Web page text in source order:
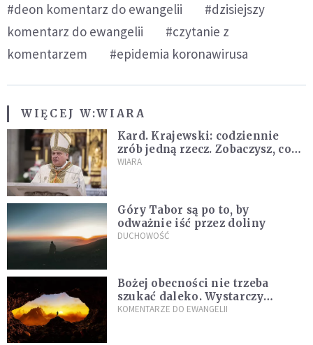
#deon komentarz do ewangelii
#dzisiejszy
komentarz do ewangelii
#czytanie z
komentarzem
#epidemia koronawirusa
WIĘCEJ W:WIARA
Kard. Krajewski: codziennie
zrób jedną rzecz. Zobaczysz, co
stanie się z twoim życiem
WIARA
Góry Tabor są po to, by
odważnie iść przez doliny
DUCHOWOŚĆ
Bożej obecności nie trzeba
szukać daleko. Wystarczy
nauczyć się słuchać
KOMENTARZE DO EWANGELII